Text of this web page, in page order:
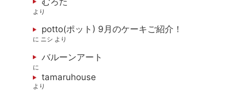
より
potto(ポット) 9月のケーキご紹介！
に ニシ より
バルーンアート
に
tamaruhouse
より